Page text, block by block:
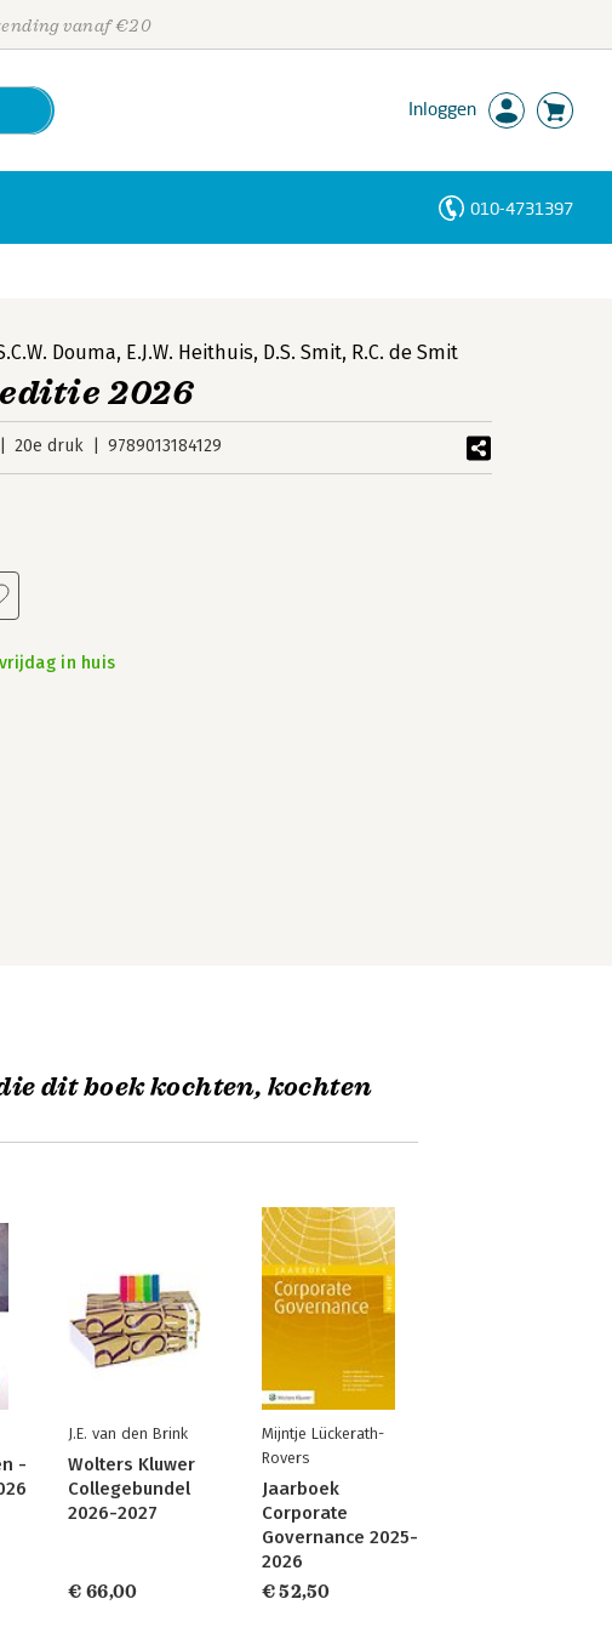
vanaf €20
Inloggen
010-4731397
Douma, E.J.W. Heithuis, D.S. Smit, R.C. de Smit
2026
20e druk 9789013184129
in huis
dit boek kochten, kochten
-
J.E. van den Brink
Wolters Kluwer
Collegebundel
2026-2027
€ 66,00
Mijntje Lückerath-
Rovers
Jaarboek
Corporate
Governance 2025-
2026
€ 52,50
Personen